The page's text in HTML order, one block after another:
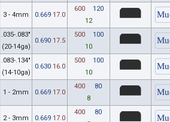
3 - 4mm 0.669 17.0
600
120
12
.035-.083"
(20-14ga)
0.690 17.5
500
100
10
.083-.134"
(14-10ga)
0.630 16.0
500
100
10
1 - 2mm 0.669 17.0
400
80
8
2 - 3mm 0.669 17.0
400
80